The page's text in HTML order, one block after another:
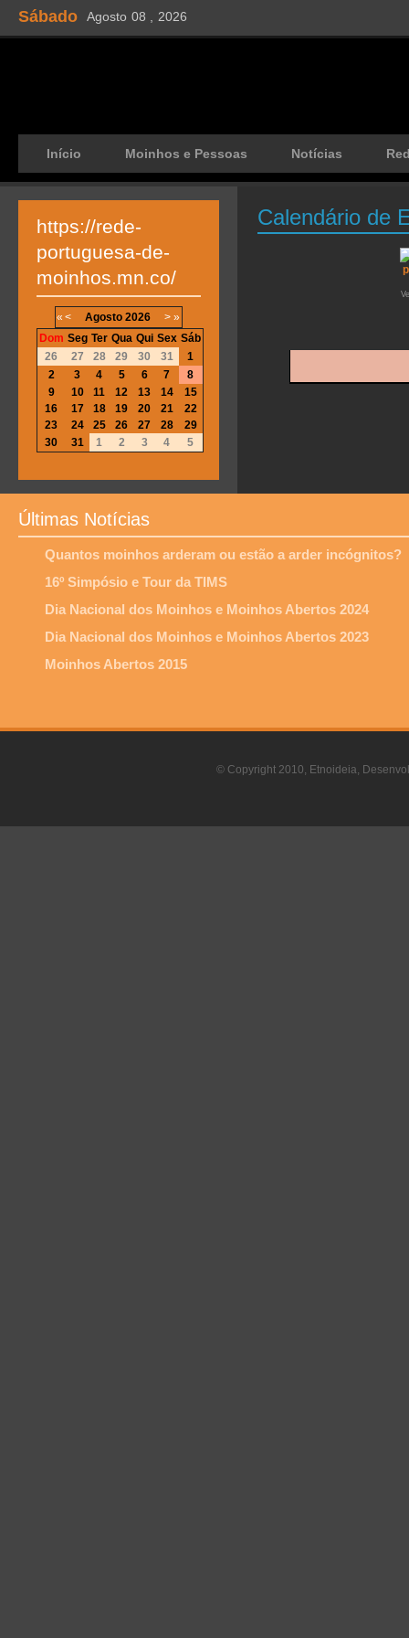
Sábado Agosto 08 , 2026
Início Moinhos e Pessoas Notícias
Calendário de
https://rede-
portuguesa-de-
moinhos.mn.co/
« < Agosto 2026 > »
Dom Seg Ter Qua Qui Sex Sáb
26
27 28 29 30 31
1
2
3 4 5 6 7
8
9
10 11 12 13 14
15
16
17 18 19 20 21
22
23
24 25 26 27 28
29
30
31 1 2 3 4 5
Últimas Notícias
Quantos moinhos arderam ou estão a arder incógnitos?
16º Simpósio e Tour da TIMS
Dia Nacional dos Moinhos e Moinhos Abertos 2024
Dia Nacional dos Moinhos e Moinhos Abertos 2023
Moinhos Abertos 2015
© Copyright 2010, Etnoideia,